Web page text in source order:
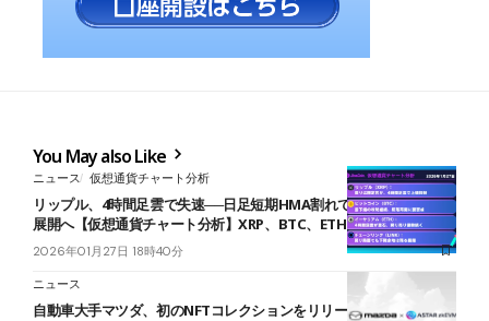
You May also Like
ニュース 仮想通貨チャート分析
リップル、4時間足雲で失速──日足短期HMA割れで1.77ドル目指す
展開へ【仮想通貨チャート分析】XRP、BTC、ETH、LINK
2026年01月27日 18時40分
ニュース
自動車大手マツダ、初のNFTコレクションをリリース